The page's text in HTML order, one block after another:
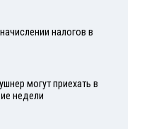
налогов в
могут приехать в
недели